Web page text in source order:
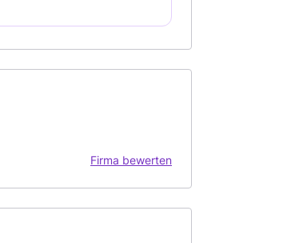
Firma bewerten